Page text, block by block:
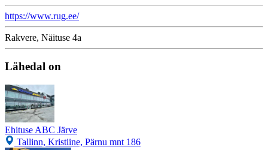
https://www.rug.ee/
Rakvere, Näituse 4a
Lähedal on
Ehituse ABC Järve
Tallinn, Kristiine, Pärnu mnt 186